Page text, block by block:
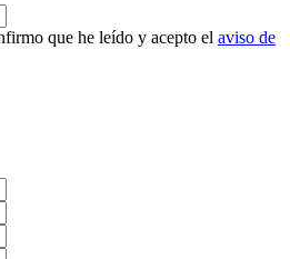
que he leído y acepto el aviso de